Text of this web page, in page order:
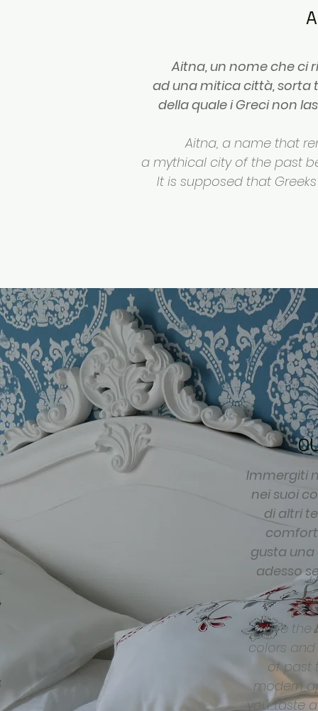
Aitna, un nome che ci
ad una mitica città, sorta
della quale i Greci non
Aitna, a name that
a mythical city of the past
It is supposed that
Immergiti
nei suoi
di altri
gusta
adesso
Live the
colors
of past
modern
you...taste